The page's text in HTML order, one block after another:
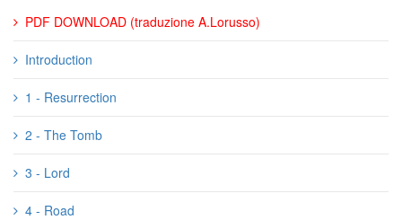
PDF DOWNLOAD (traduzione A.Lorusso)
Introduction
1 - Resurrection
2 - The Tomb
3 - Lord
4 - Road